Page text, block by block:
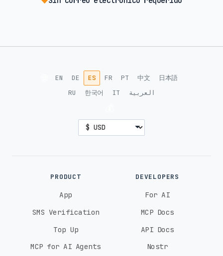
EN DE ES FR PT 中文
日本語
RU
한국어 IT العربية
PRODUCT
App
SMS Verification
Top Up
MCP for AI Agents
DEVELOPERS
For AI
MCP Docs
API Docs
Nostr